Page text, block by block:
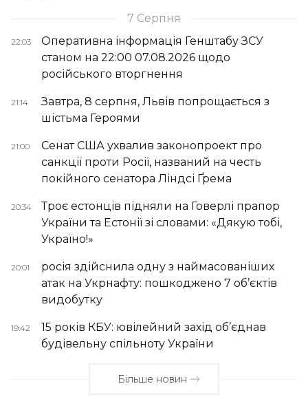
7 Серпня
22:03
Оперативна інформація Генштабу ЗСУ
станом на 22:00 07.08.2026 щодо
російського вторгнення
21:14
Завтра, 8 серпня, Львів попрощається з
шістьма Героями
21:00
Сенат США ухвалив законопроект про
санкції проти Росії, названий на честь
покійного сенатора Ліндсі Ґрема
20:34
Троє естонців підняли на Говерлі прапор
України та Естонії зі словами: «Дякую тобі,
Україно!»
20:01
росія здійснила одну з наймасованіших
атак на Укрнафту: пошкоджено 7 об’єктів
видобутку
19:42
15 років КБУ: ювілейний захід об’єднав
будівельну спільноту України
Більше новин